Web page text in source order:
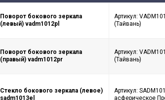
Поворот бокового зеркала
(левый) vadm1012pl
Артикул:
(Тайвань)
Поворот бокового зеркала
(правый) vadm1012pr
Артикул:
(Тайвань)
Стекло бокового зеркала (левое)
sadm1013el
Артикул:
асферическое